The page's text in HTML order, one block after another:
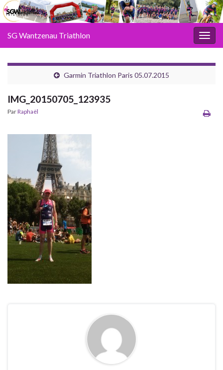
SG Wantzenau Triathlon
Garmin Triathlon Paris 05.07.2015
IMG_20150705_123935
ParRaphaël